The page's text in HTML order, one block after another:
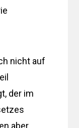
nicht auf
der im
aber